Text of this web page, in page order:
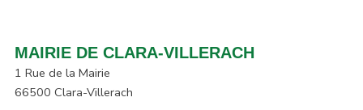
MAIRIE DE CLARA-VILLERACH
1 Rue de la Mairie
66500 Clara-Villerach